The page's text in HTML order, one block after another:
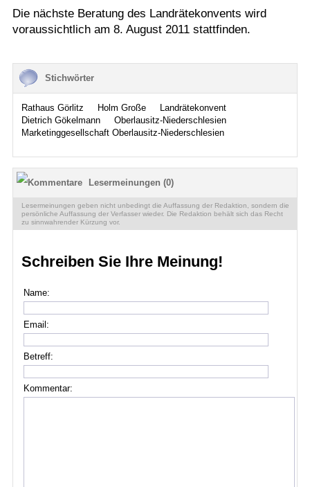
Die nächste Beratung des Landrätekonvents wird
voraussichtlich am 8. August 2011 stattfinden.
Stichwörter
Rathaus Görlitz Holm Große
Landrätekonvent
Dietrich Gökelmann
Oberlausitz-Niederschlesien
Marketinggesellschaft Oberlausitz-Niederschlesien
Lesermeinungen (0)
Lesermeinungen geben nicht unbedingt die Auffassung der Redaktion, sondern die
persönliche Auffassung der Verfasser wieder. Die Redaktion behält sich das Recht
zu sinnwahrender Kürzung vor.
Schreiben Sie Ihre Meinung!
Name:
Email:
Betreff:
Kommentar: